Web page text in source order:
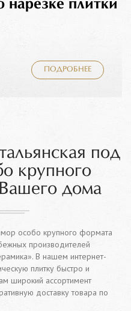
нарезке плитки
ПОДРОБНЕЕ
под
крупного
дома
особо крупного формата
производителей
В нашем интернет-
плитку быстро и
широкий ассортимент
доставку товара по